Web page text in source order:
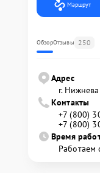
Маршрут
ОбзорОтзывы 250
Адрес
г.
Контакты
+7 (800)
+7 (800)
Время
Работаем